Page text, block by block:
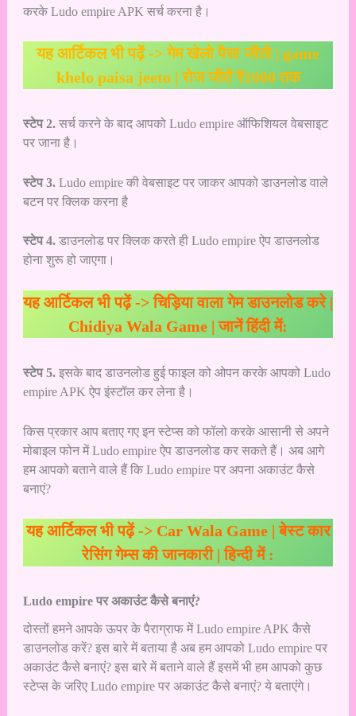
करके Ludo empire APK सर्च करना है।
यह आर्टिकल भी पढ़ें ->गेम खेलो पैसा जीतो | game
khelo paisa jeeto | रोज जीतें ₹1000 तक
स्टेप 2.सर्च करने के बाद आपको Ludo empire ऑफिशियल वेबसाइट
पर जाना है।
स्टेप 3. Ludo empire की वेबसाइट पर जाकर आपको डाउनलोड वाले
बटन पर क्लिक करना है
स्टेप 4.डाउनलोड पर क्लिक करते ही Ludo empire ऐप डाउनलोड
होना शुरू हो जाएगा।
यह आर्टिकल भी पढ़ें ->चिड़िया वाला गेम डाउनलोड करे |
Chidiya Wala Game | जानें हिंदी में:
स्टेप 5.इसके बाद डाउनलोड हुई फाइल को ओपन करके आपको Ludo
empire APK ऐप इंस्टॉल कर लेना है।
किस प्रकार आप बताए गए इन स्टेप्स को फॉलो करके आसानी से अपने
मोबाइल फोन में Ludo empire ऐप डाउनलोड कर सकते हैं। अब आगे
हम आपको बताने वाले हैं कि Ludo empire पर अपना अकाउंट कैसे
बनाएं?
यह आर्टिकल भी पढ़ें -> Car Wala Game | बेस्ट कार
रेसिंग गेम्स की जानकारी | हिन्दी में :
Ludo empire पर अकाउंट कैसे बनाएं?
दोस्तों हमने आपके ऊपर के पैराग्राफ में Ludo empire APK कैसे
डाउनलोड करें? इस बारे में बताया है अब हम आपको Ludo empire पर
अकाउंट कैसे बनाएं? इस बारे में बताने वाले हैं इसमें भी हम आपको कुछ
स्टेप्स के जरिए Ludo empire पर अकाउंट कैसे बनाएं? ये बताएंगे।